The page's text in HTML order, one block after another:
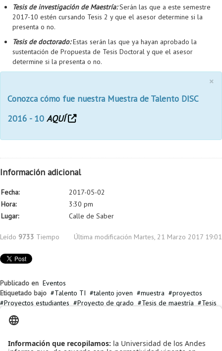
Tesis de investigación de Maestría:Serán las que a este semestre
2017-10 estén cursando Tesis 2 y que el asesor determine si la
presenta o no.
Tesis de doctorado:Estas serán las que ya hayan aprobado la
sustentación de Propuesta de Tesis Doctoral y que el asesor
determine si la presenta o no.
×
Conozca cómo fue nuestra Muestra de Talento DISC
2016 - 10 AQUÍ
Información adicional
Fecha:
2017-05-02
Hora:
3:30 pm
Lugar:
Calle de Saber
Leído 9733 Tiempo Última modificación Martes, 21 Marzo 2017 19:01
Publicado en Eventos
Etiquetado bajo
Talento TI talento joven muestra
proyectos
Proyectos estudiantes
Proyecto de grado Tesis de maestría
Tesis